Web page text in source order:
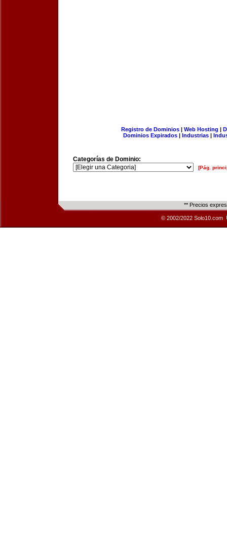
Registro de Dominios| Web Hosting |
Dominios Expirados | Industrias |
Categorías de Dominio:
[Pág.
** Precios
© 2002/2022 Solo10.com